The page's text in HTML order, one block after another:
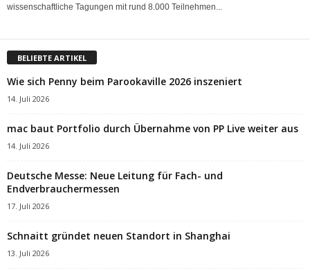
wissenschaftliche Tagungen mit rund 8.000 Teilnehmen...
BELIEBTE ARTIKEL
Wie sich Penny beim Parookaville 2026 inszeniert
14. Juli 2026
mac baut Portfolio durch Übernahme von PP Live weiter aus
14. Juli 2026
Deutsche Messe: Neue Leitung für Fach- und
Endverbrauchermessen
17. Juli 2026
Schnaitt gründet neuen Standort in Shanghai
13. Juli 2026